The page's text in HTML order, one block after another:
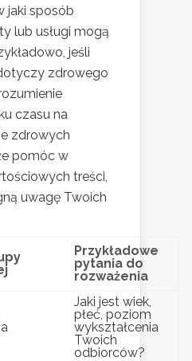
jaki sposób
lub usługi mogą
jeśli
zdrowego
czasu na
zdrowych
pomóc w
treści,
uwagę Twoich
Przykładowe
pytania do
rozważenia
Jaki jest wiek,
płeć, poziom
wykształcenia
Twoich
odbiorców?